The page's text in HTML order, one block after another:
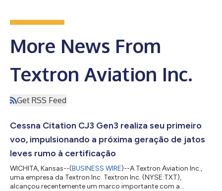
More News From
Textron Aviation Inc.
Get RSS Feed
Cessna Citation CJ3 Gen3 realiza seu primeiro
voo, impulsionando a próxima geração de jatos
leves rumo à certificação
WICHITA, Kansas--(BUSINESS WIRE)--A Textron Aviation Inc.,
uma empresa da Textron Inc. Textron Inc. (NYSE:TXT),
alcançou recentemente um marco importante com a